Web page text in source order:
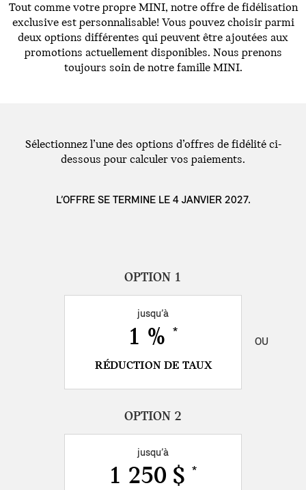
Tout comme votre propre MINI, notre offre de fidélisation
exclusive est personnalisable! Vous pouvez choisir parmi
deux options différentes qui peuvent être ajoutées aux
promotions actuellement disponibles. Nous prenons
toujours soin de notre famille MINI.
Sélectionnez l’une des options d’offres de fidélité ci-
dessous pour calculer vos paiements.
L’OFFRE SE TERMINE LE 4 JANVIER 2027.
jusqu’à
1 % *
RÉDUCTION DE TAUX
OU
jusqu’à
1 250 $ *